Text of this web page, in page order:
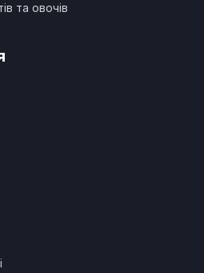
та овочів